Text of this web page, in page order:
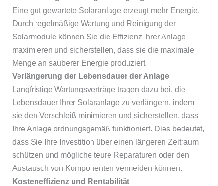
Eine gut gewartete Solaranlage erzeugt mehr Energie.
Durch regelmäßige Wartung und Reinigung der
Solarmodule können Sie die Effizienz Ihrer Anlage
maximieren und sicherstellen, dass sie die maximale
Menge an sauberer Energie produziert.
Verlängerung der Lebensdauer der Anlage
Langfristige Wartungsverträge tragen dazu bei, die
Lebensdauer Ihrer Solaranlage zu verlängern, indem
sie den Verschleiß minimieren und sicherstellen, dass
Ihre Anlage ordnungsgemäß funktioniert. Dies bedeutet,
dass Sie Ihre Investition über einen längeren Zeitraum
schützen und mögliche teure Reparaturen oder den
Austausch von Komponenten vermeiden können.
Kosteneffizienz und Rentabilität